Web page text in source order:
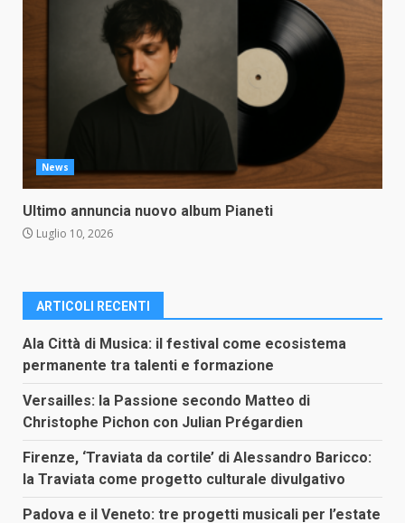
News
Ultimo annuncia nuovo album Pianeti
Luglio 10, 2026
ARTICOLI RECENTI
Ala Città di Musica: il festival come ecosistema
permanente tra talenti e formazione
Versailles: la Passione secondo Matteo di
Christophe Pichon con Julian Prégardien
Firenze, ‘Traviata da cortile’ di Alessandro Baricco:
la Traviata come progetto culturale divulgativo
Padova e il Veneto: tre progetti musicali per l’estate